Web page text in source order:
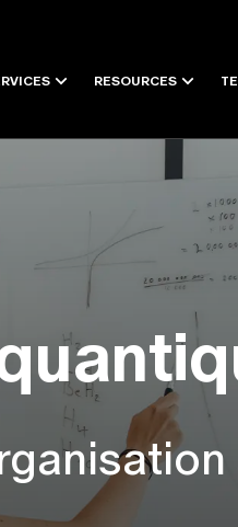
RESOURCES